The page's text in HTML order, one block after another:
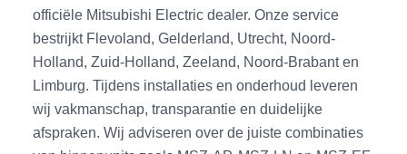
officiële Mitsubishi Electric dealer. Onze service
bestrijkt Flevoland, Gelderland, Utrecht, Noord-
Holland, Zuid-Holland, Zeeland, Noord-Brabant en
Limburg. Tijdens installaties en onderhoud leveren
wij vakmanschap, transparantie en duidelijke
afspraken. Wij adviseren over de juiste combinaties